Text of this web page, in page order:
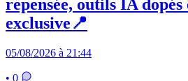
repensée, outils IA
exclusive📍
05/08/2026 à 21:44
• 0